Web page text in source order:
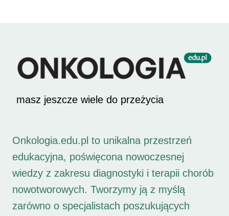
masz jeszcze wiele do przeżycia
Onkologia.edu.pl to unikalna przestrzeń
edukacyjna, poświęcona nowoczesnej
wiedzy z zakresu diagnostyki i terapii chorób
nowotworowych. Tworzymy ją z myślą
zarówno o specjalistach poszukujących